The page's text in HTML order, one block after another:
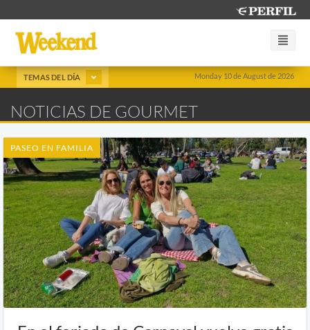
Monday 10 de August de 2026
TEMAS DEL DÍA
NOTICIAS DE GOURMET
PASEO EN FAMILIA